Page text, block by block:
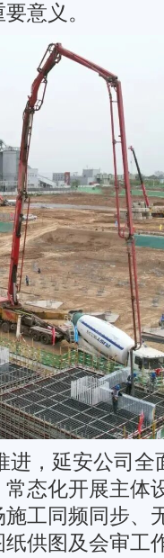
意义。
进，延安公司
态化开展主体
工同频同步、
供图及会审工